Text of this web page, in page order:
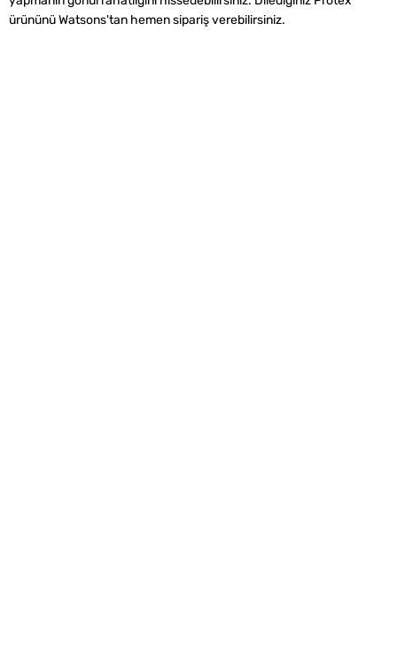
ürününü Watsons'tan hemen sipariş verebilirsiniz.